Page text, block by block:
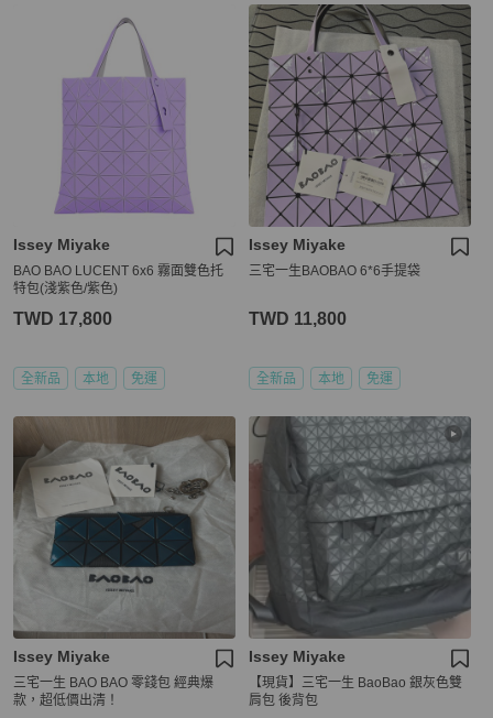
Issey Miyake
BAO BAO LUCENT 6x6 霧面雙色托
特包(淺紫色/紫色)
TWD 17,800
全新品 本地 免運
Issey Miyake
三宅一生BAOBAO 6*6手提袋
TWD 11,800
全新品 本地 免運
Issey Miyake
三宅一生 BAO BAO 零錢包 經典爆
款，超低價出清！
Issey Miyake
【現貨】三宅一生 BaoBao 銀灰色雙
肩包 後背包